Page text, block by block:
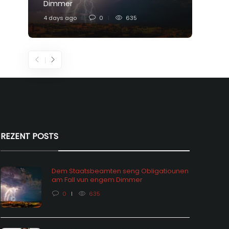
Dimmer
4 days ago 0 635
REZENT POSTS
Dem Staatsbeamten seng Obligatiounen
am Fall vun engem Dimmer
0 635